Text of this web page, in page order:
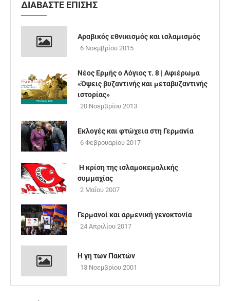
ΔΙΑΒΑΣΤΕ ΕΠΙΣΗΣ
Αραβικός εθνικισμός και ισλαμισμός
6 Νοεμβρίου 2015
Νέος Ερμής ο Λόγιος τ. 8 | Aφιέρωμα
«Όψεις βυζαντινής και μεταβυζαντινής
ιστορίας»
20 Νοεμβρίου 2013
Εκλογές και φτώχεια στη Γερμανία
6 Φεβρουαρίου 2017
Η κρίση της ισλαμοκεμαλικής
συμμαχίας
2 Μαΐου 2007
Γερμανοί και αρμενική γενοκτονία
24 Απριλίου 2017
Η γη των Πακτών
13 Νοεμβρίου 2001